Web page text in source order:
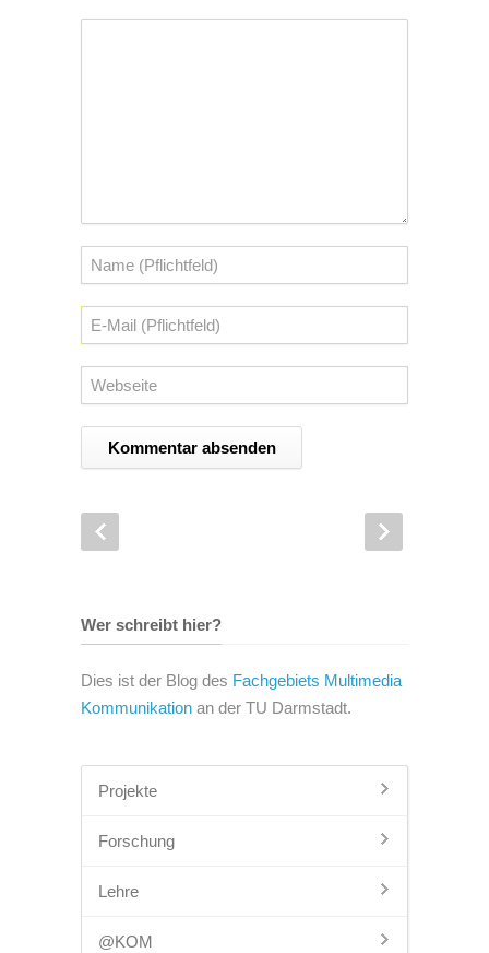
Wer schreibt hier?
Dies ist der Blog des Fachgebiets Multimedia
Kommunikation an der TU Darmstadt.
Projekte
Forschung
Lehre
@KOM